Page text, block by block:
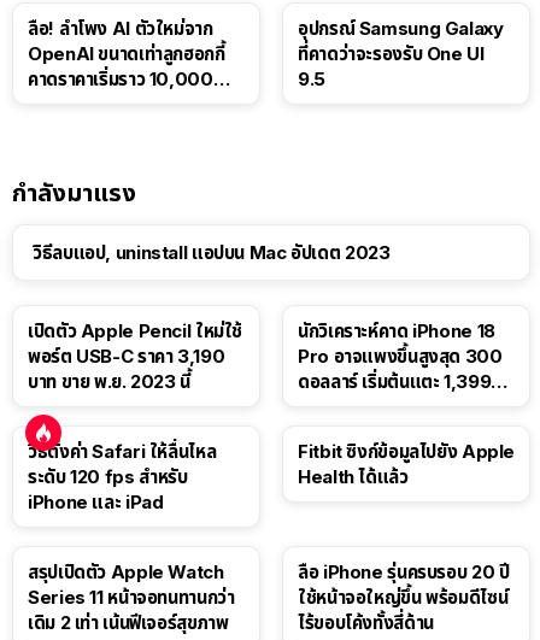
ลือ! ลำโพง AI ตัวใหม่จาก
OpenAI ขนาดเท่าลูกฮอกกี้
คาดราคาเริ่มราว 10,000
อุปกรณ์ Samsung Galaxy
ที่คาดว่าจะรองรับ One UI
9.5
กำลังมาแรง
วิธีลบแอป, uninstall แอปบน Mac อัปเดต 2023
เปิดตัว Apple Pencil ใหม่ใช้
พอร์ต USB-C ราคา 3,190
บาท ขาย พ.ย. 2023 นี้
นักวิเคราะห์คาด iPhone 18
Pro อาจแพงขึ้นสูงสุด 300
ดอลลาร์ เริ่มต้นแตะ 1,399
วิธีตั้งค่า Safari ให้ลื่นไหล
ระดับ 120 fps สำหรับ
iPhone และ iPad
Fitbit ซิงก์ข้อมูลไปยัง Apple
Health ได้แล้ว
สรุปเปิดตัว Apple Watch
Series 11 หน้าจอทนทานกว่า
เดิม 2 เท่า เน้นฟีเจอร์สุขภาพ
ลือ iPhone รุ่นครบรอบ 20 ปี
ใช้หน้าจอใหญ่ขึ้น พร้อมดีไซน์
ไร้ขอบโค้งทั้งสี่ด้าน